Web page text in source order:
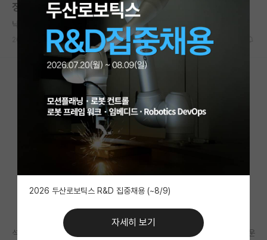
국내대학원 정보
연구실&오픈랩
커뮤니티
커뮤니티 홈
전체글보기
베스트 게시판
IF 명예의전당
자유 게시판(아무개랩)
미국 유학 게시판
미국 대학원 합격 후기 게시판
정말 너무 힘이 듭니다
낙천적인 어니스트 헤밍웨이
2025.04.28 24 7271
석사 과정생입니다. 이전에도 여기 글을 썼었는데.. 같은 연구실 동기와 싸운
2026 두산로보틱스 R&D 집중채용 (~8/9)
자세히 보기